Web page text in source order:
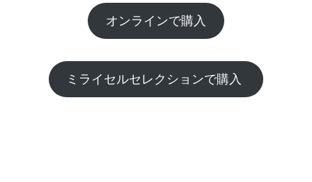
オンラインで購入
ミライセルセレクションで購入